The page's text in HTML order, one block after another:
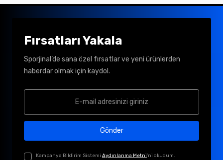
Fırsatları Yakala
Sporjinal’de sana özel fırsatlar ve yeni ürünlerden
haberdar olmak için kaydol.
Gönder
Kampanya Bildirim Sistemi Aydınlanma Metni'ni okudum.